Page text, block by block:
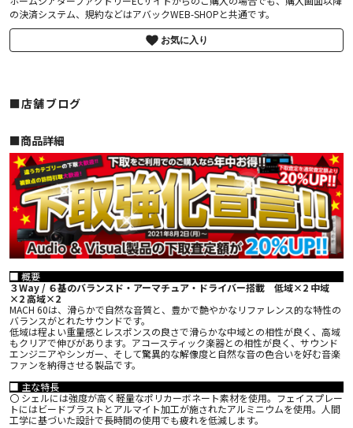
の決済システム、規約などはアバックWEB-SHOPと共通です。
お気に入り
■店舗ブログ
■︎商品詳細
■ 概要
３Way / ６基のバランスド・アーマチュア・ドライバー搭載 低域×2 中域
×2 高域×2
MACH 60は、滑らかで自然な音質と、豊かで艶やかなリファレンス的な特性の
バランスがとれたサウンドです。
低域は程よい重量感とレスポンスの良さで滑らかな中域との相性が良く、高域
もクリアで伸びがあります。アコースティック楽器との相性が良く、サウンド
エンジニアやシンガー、そして驚異的な解像度と自然な音の色合いを好む音楽
ファンを納得させる製品です。
■ 主な特長
〇 シェルには強度が高く軽量なポリカーボネート素材を使用。フェイスプレー
トにはビードブラストとアルマイト加工が施されたアルミニウムを使用。人間
工学に基づいた設計で長時間の使用でも疲れを低減します。